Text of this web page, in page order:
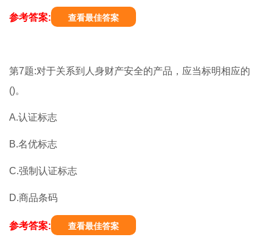
参考答案: 查看最佳答案
第7题:对于关系到人身财产安全的产品，应当标明相应的
()。
A.认证标志
B.名优标志
C.强制认证标志
D.商品条码
参考答案: 查看最佳答案